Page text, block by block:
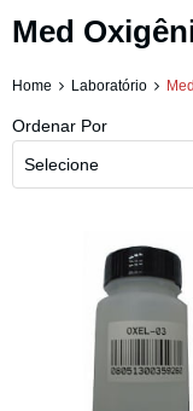
Med
Home Laboratório
Ordenar Por
Selecione